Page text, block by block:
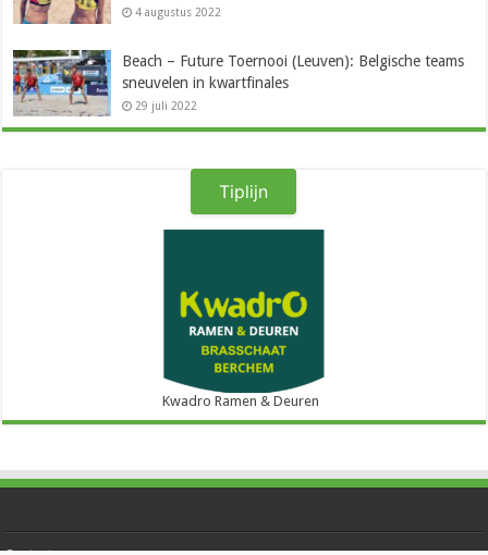
4 augustus 2022
Beach – Future Toernooi (Leuven): Belgische teams
sneuvelen in kwartfinales
29 juli 2022
Tiplijn
Kwadro Ramen & Deuren